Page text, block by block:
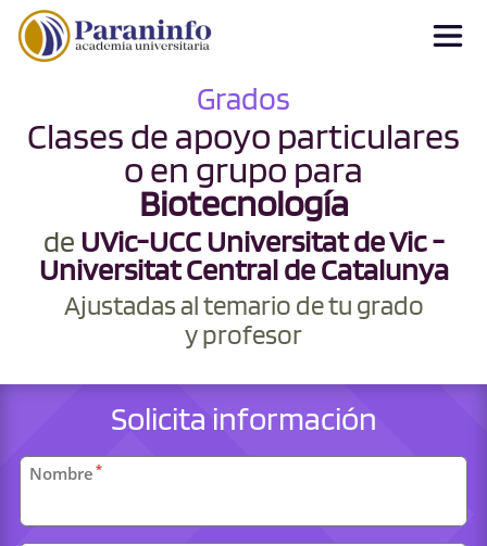
Grados
Clases de apoyo particulares
o en grupo para
Biotecnología
de UVic-UCC Universitat de Vic -
Universitat Central de Catalunya
Ajustadas al temario de tu grado
y profesor
Solicita información
Datos
personales
Nombre *